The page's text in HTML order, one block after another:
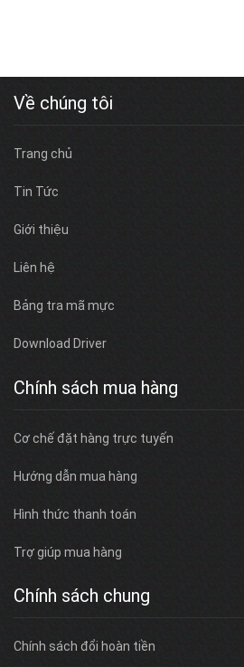
Về chúng tôi
Trang chủ
Tin Tức
Giới thiệu
Liên hệ
Bảng tra mã mực
Download Driver
Chính sách mua hàng
Cơ chế đặt hàng trực tuyến
Hướng dẫn mua hàng
Hình thức thanh toán
Trợ giúp mua hàng
Chính sách chung
Chính sách đổi hoàn tiền